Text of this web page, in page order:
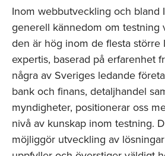
Inom webbutveckling och bland
generell kännedom om testning
den är hög inom de flesta större
expertis, baserad på erfarenhet
några av Sveriges ledande
bank och finans, detaljhandel
myndigheter, positionerar oss
nivå av kunskap inom testning.
möjliggör utveckling av